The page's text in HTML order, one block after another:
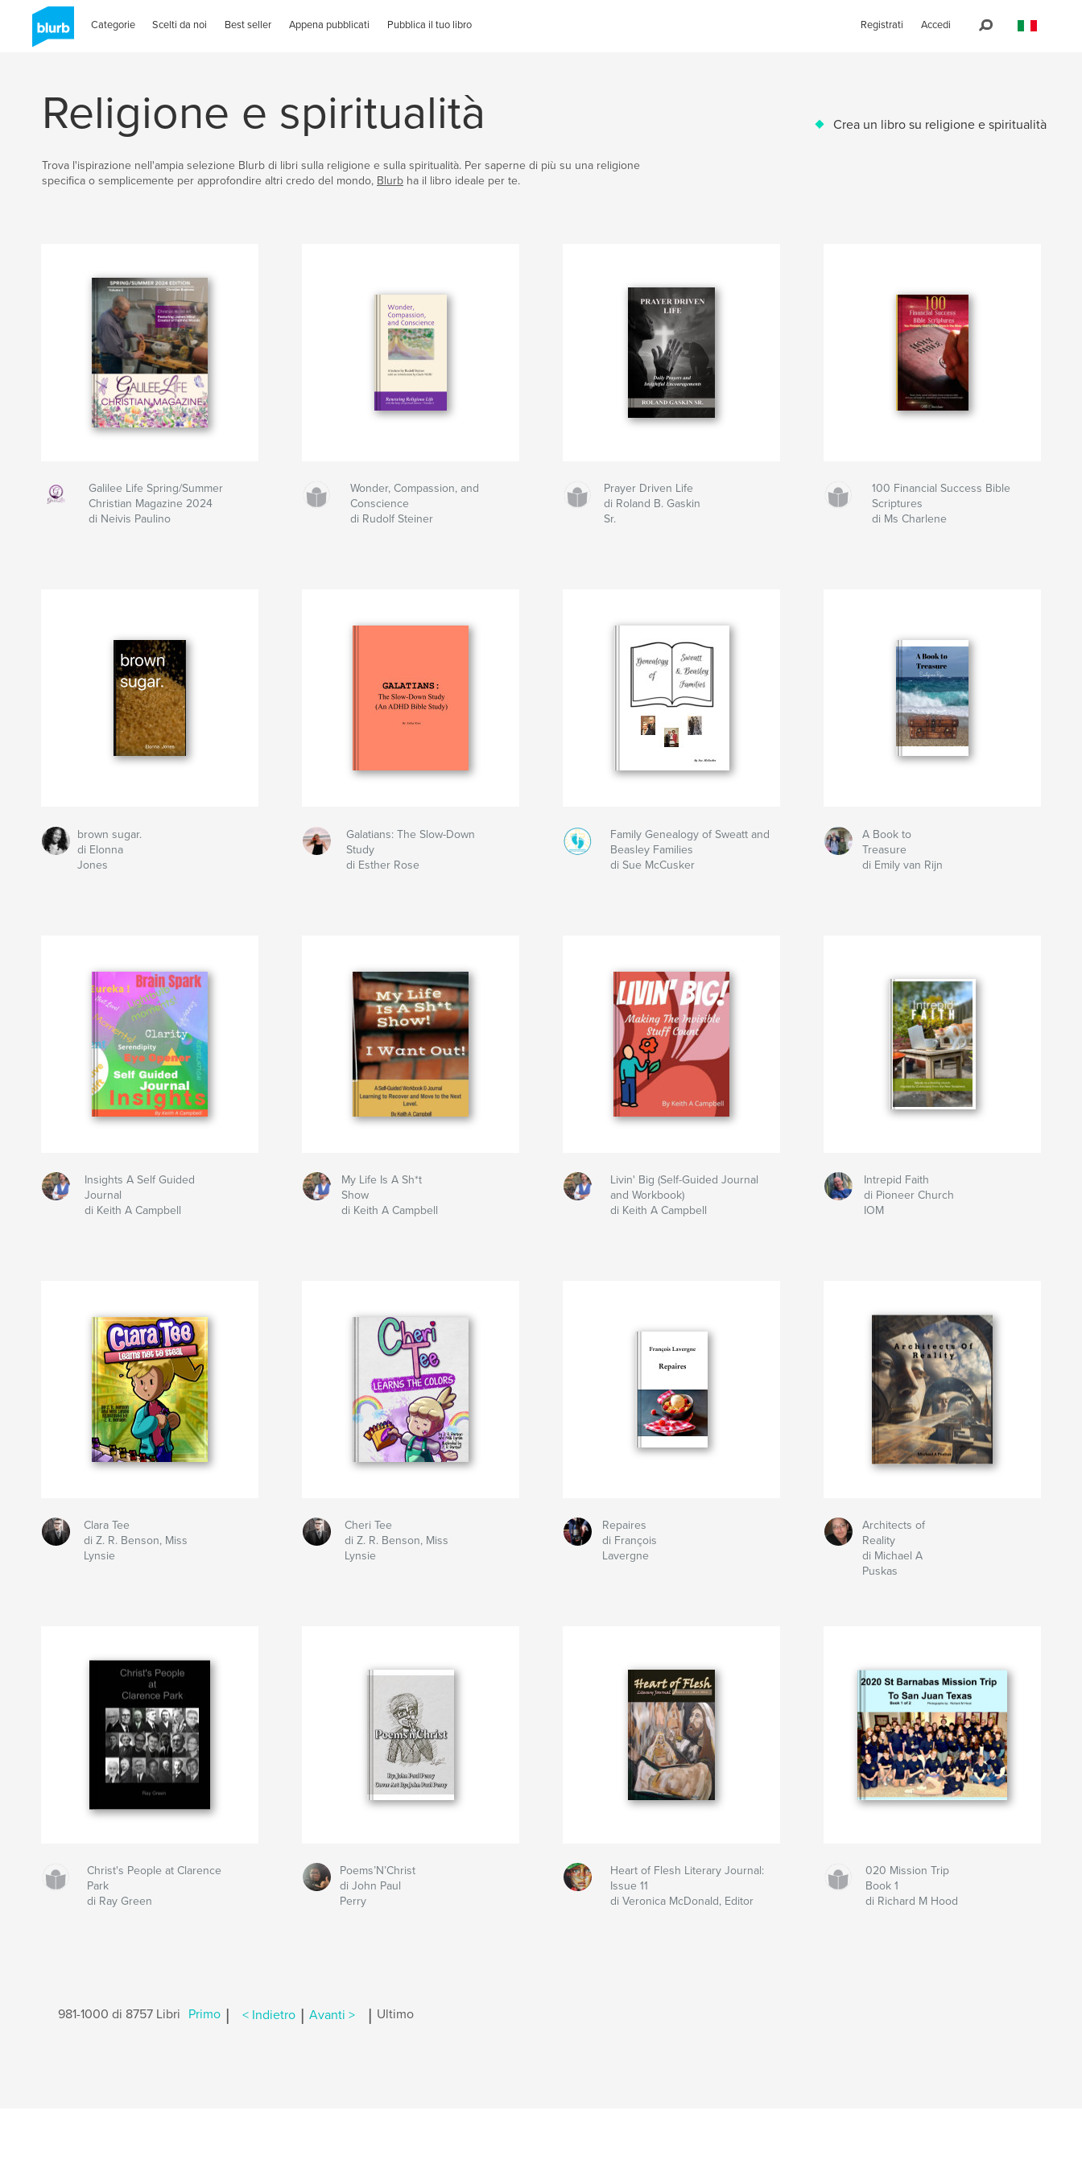
Categorie Scelti da noi Best seller Appena pubblicati Pubblica il tuo libro Registrati Accedi
Religione e spiritualità Crea un libro su religione e spiritualità
Trova l'ispirazione nell'ampia selezione Blurb di libri sulla religione e sulla spiritualità. Per saperne di più su una religione
specifica o semplicemente per approfondire altri credo del mondo, Blurb ha il libro ideale per te.
Galilee Life Spring/Summer
Christian Magazine 2024
di Neivis Paulino
Wonder, Compassion, and
Conscience
di Rudolf Steiner
Prayer Driven Life
di Roland B. Gaskin
Sr.
100 Financial Success Bible
Scriptures
di Ms Charlene
brown sugar.
di Elonna
Jones
Galatians: The Slow-Down
Study
di Esther Rose
Family Genealogy of Sweatt and
Beasley Families
di Sue McCusker
A Book to
Treasure
di Emily van Rijn
Insights A Self Guided
Journal
di Keith A Campbell
My Life Is A Sh*t
Show
di Keith A Campbell
Livin' Big (Self-Guided Journal
and Workbook)
di Keith A Campbell
Intrepid Faith
di Pioneer Church
IOM
Clara Tee
di Z. R. Benson, Miss
Lynsie
Cheri Tee
di Z. R. Benson, Miss
Lynsie
Repaires
di François
Lavergne
Architects of
Reality
di Michael A
Puskas
Christ's People at Clarence
Park
di Ray Green
Poems’N’Christ
di John Paul
Perry
Heart of Flesh Literary Journal:
Issue 11
di Veronica McDonald, Editor
020 Mission Trip
Book 1
di Richard M Hood
981-1000 di 8757 Libri Primo < Indietro Avanti > Ultimo